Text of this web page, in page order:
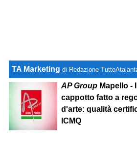
TA Marketing di Redazione
AP Group Mapello - Il
cappotto fatto a
d'arte: qualità
ICMQ